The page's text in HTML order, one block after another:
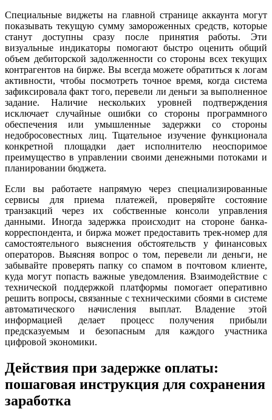
Специальные виджеты на главной странице аккаунта могут
показывать текущую сумму замороженных средств, которые
станут доступны сразу после принятия работы. Эти
визуальные индикаторы помогают быстро оценить общий
объем дебиторской задолженности со стороны всех текущих
контрагентов на бирже. Вы всегда можете обратиться к логам
активности, чтобы посмотреть точное время, когда система
зафиксировала факт того, перевели ли деньги за выполненное
задание. Наличие нескольких уровней подтверждения
исключает случайные ошибки со стороны программного
обеспечения или умышленные задержки со стороны
недобросовестных лиц. Тщательное изучение функционала
конкретной площадки дает исполнителю неоспоримое
преимущество в управлении своими денежными потоками и
планировании бюджета.
Если вы работаете напрямую через специализированные
сервисы для приема платежей, проверяйте состояние
транзакций через их собственные консоли управления
данными. Иногда задержка происходит на стороне банка-
корреспондента, и биржа может предоставить трек-номер для
самостоятельного выяснения обстоятельств у финансовых
операторов. Выясняя вопрос о том, перевели ли деньги, не
забывайте проверять папку со спамом в почтовом клиенте,
куда могут попасть важные уведомления. Взаимодействие с
технической поддержкой платформы помогает оперативно
решить вопросы, связанные с техническими сбоями в системе
автоматического начисления выплат. Владение этой
информацией делает процесс получения прибыли
предсказуемым и безопасным для каждого участника
цифровой экономики.
Действия при задержке оплаты:
пошаговая инструкция для сохранения
заработка